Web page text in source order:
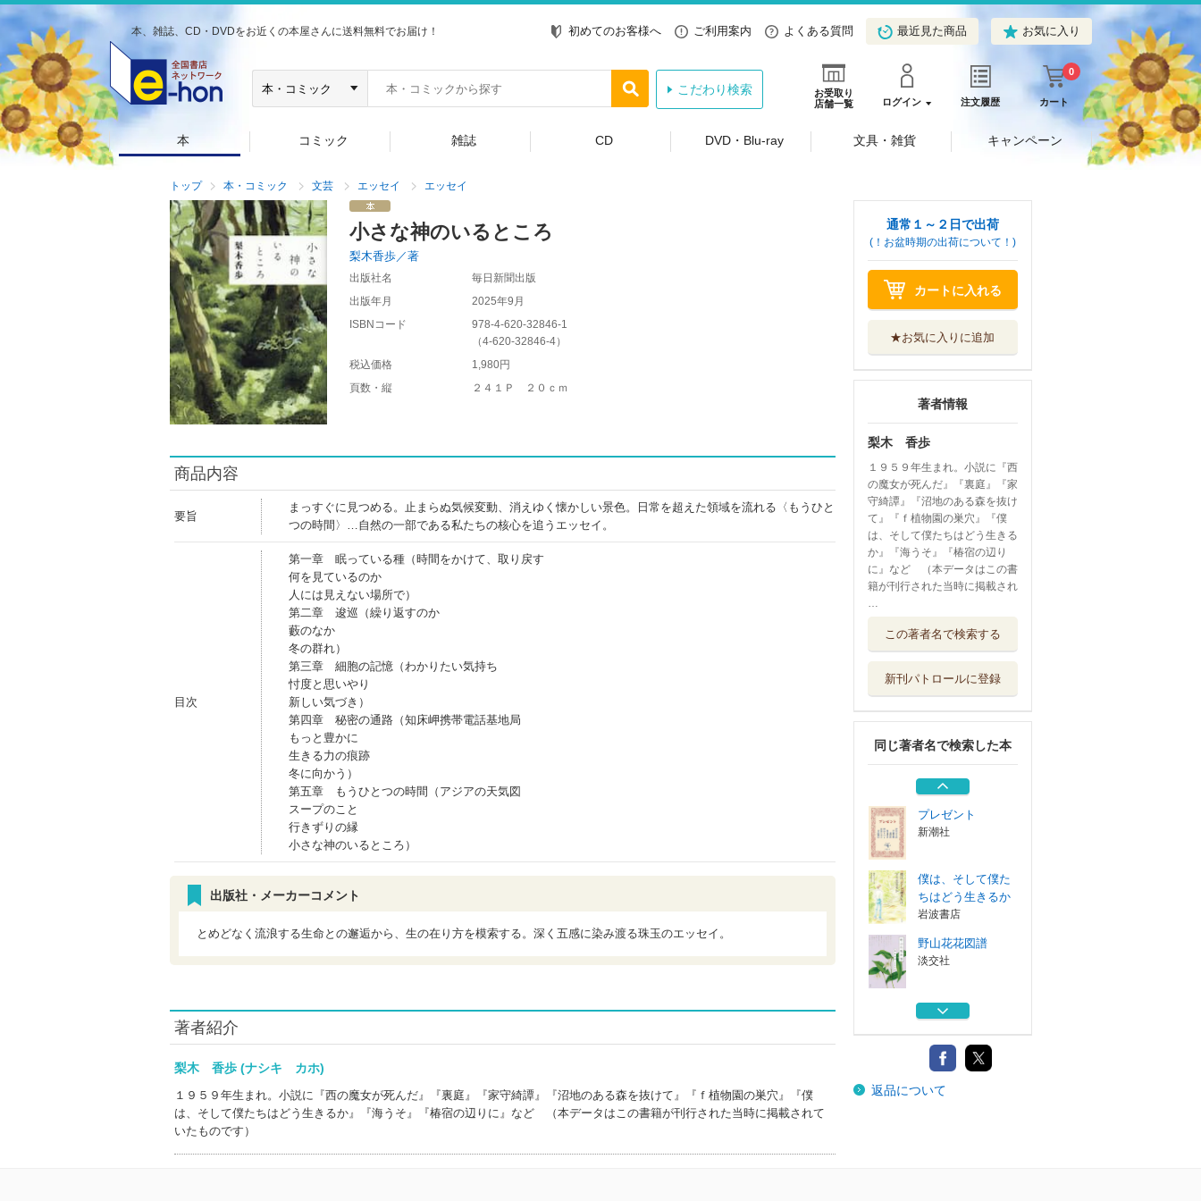
本、雑誌、CD・DVDをお近くの本屋さんに送料無料でお届け！ 初めてのお客様へ ご利用案内 よくある質問 最近見た商品 お気に入り
お受取り
店舗一覧
ログイン 注文履歴 カート
0
こだわり検索
本 コミック 雑誌 CD DVD・Blu-ray 文具・雑貨 キャンペーン
トップ 本・コミック 文芸 エッセイ エッセイ
小さな神のいるところ
梨木香歩／著
出版社名
毎日新聞出版
出版年月
2025年9月
ISBNコード
978-4-620-32846-1
（4-620-32846-4）
税込価格
1,980円
頁数・縦
２４１Ｐ ２０ｃｍ
商品内容
要旨
まっすぐに見つめる。止まらぬ気候変動、消えゆく懐かしい景色。日常を超えた領域を流れる〈もうひと
つの時間〉…自然の一部である私たちの核心を追うエッセイ。
目次
第一章 眠っている種（時間をかけて、取り戻す
何を見ているのか
人には見えない場所で）
第二章 逡巡（繰り返すのか
藪のなか
冬の群れ）
第三章 細胞の記憶（わかりたい気持ち
忖度と思いやり
新しい気づき）
第四章 秘密の通路（知床岬携帯電話基地局
もっと豊かに
生きる力の痕跡
冬に向かう）
第五章 もうひとつの時間（アジアの天気図
スープのこと
行きずりの縁
小さな神のいるところ）
出版社・メーカーコメント
とめどなく流浪する生命との邂逅から、生の在り方を模索する。深く五感に染み渡る珠玉のエッセイ。
著者紹介
梨木 香歩 (ナシキ カホ)
１９５９年生まれ。小説に『西の魔女が死んだ』『裏庭』『家守綺譚』『沼地のある森を抜けて』『ｆ植物園の巣穴』『僕
は、そして僕たちはどう生きるか』『海うそ』『椿宿の辺りに』など （本データはこの書籍が刊行された当時に掲載されて
いたものです）
通常１～２日で出荷
(！お盆時期の出荷について！)
カートに入れる
★お気に入りに追加
著者情報
梨木 香歩
１９５９年生まれ。小説に『西
の魔女が死んだ』『裏庭』『家
守綺譚』『沼地のある森を抜け
て』『ｆ植物園の巣穴』『僕
は、そして僕たちはどう生きる
か』『海うそ』『椿宿の辺り
に』など （本データはこの書
籍が刊行された当時に掲載され
…
この著者名で検索する
新刊パトロールに登録
同じ著者名で検索した本
淡交社
山がめざめて
ブランコ
岩波書店
プレゼント
新潮社
僕は、そして僕た
ちはどう生きるか
岩波書店
野山花花図譜
淡交社
山がめざめて
ブランコ
岩波書店
返品について